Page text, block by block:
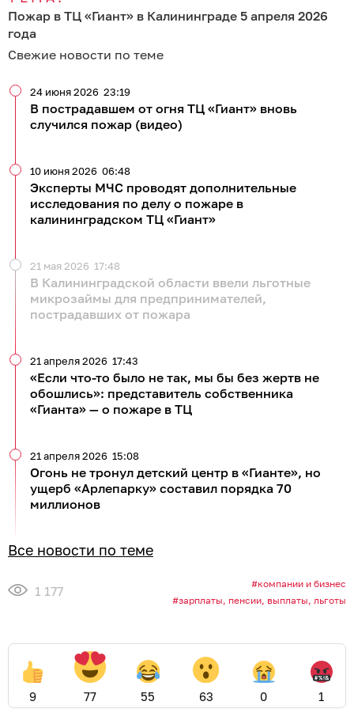
Пожар в ТЦ «Гиант» в Калининграде 5 апреля 2026
года
Свежие новости по теме
В пострадавшем от огня ТЦ «Гиант» вновь
случился пожар (видео)
24 июня 2026 23:19
Эксперты МЧС проводят дополнительные
исследования по делу о пожаре в
калининградском ТЦ «Гиант»
10 июня 2026 06:48
В Калининградской области ввели льготные
микрозаймы для предпринимателей,
пострадавших от пожара
21 мая 2026 17:48
«Если что-то было не так, мы бы без жертв не
обошлись»: представитель собственника
«Гианта» — о пожаре в ТЦ
21 апреля 2026 17:43
Огонь не тронул детский центр в «Гианте», но
ущерб «Арлепарку» составил порядка 70
миллионов
21 апреля 2026 15:08
Все новости по теме
1 177
компании и бизнес
зарплаты, пенсии, выплаты, льготы
9 77 55 63 0 1